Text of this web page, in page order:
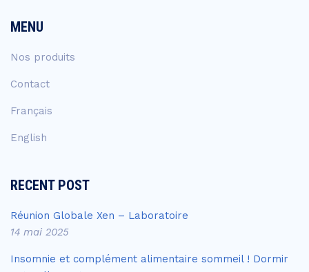
MENU
Nos produits
Contact
Français
English
RECENT POST
Réunion Globale Xen – Laboratoire
14 mai 2025
Insomnie et complément alimentaire sommeil ! Dormir